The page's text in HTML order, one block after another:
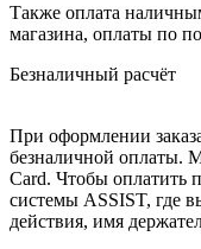
Также оплата
магазина, оплаты по
Безналичный расчёт
При оформлении
безналичной оплаты.
Card. Чтобы оплатить
системы ASSIST, где
действия, имя